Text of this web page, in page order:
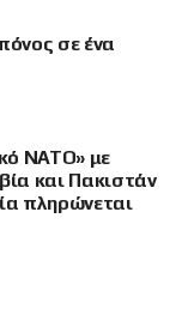
σε ένα
ΝΑΤΟ» με
και Πακιστάν
πληρώνεται